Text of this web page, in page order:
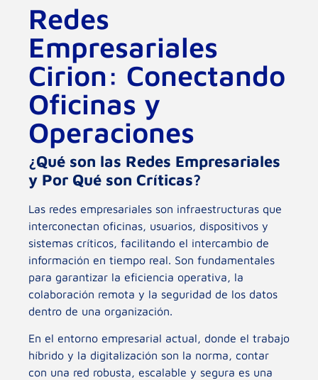
Redes
Empresariales
Cirion: Conectando
Oficinas y
Operaciones
¿Qué son las Redes Empresariales
y Por Qué son Críticas?
Las redes empresariales son infraestructuras que
interconectan oficinas, usuarios, dispositivos y
sistemas críticos, facilitando el intercambio de
información en tiempo real. Son fundamentales
para garantizar la eficiencia operativa, la
colaboración remota y la seguridad de los datos
dentro de una organización.
En el entorno empresarial actual, donde el trabajo
híbrido y la digitalización son la norma, contar
con una red robusta, escalable y segura es una